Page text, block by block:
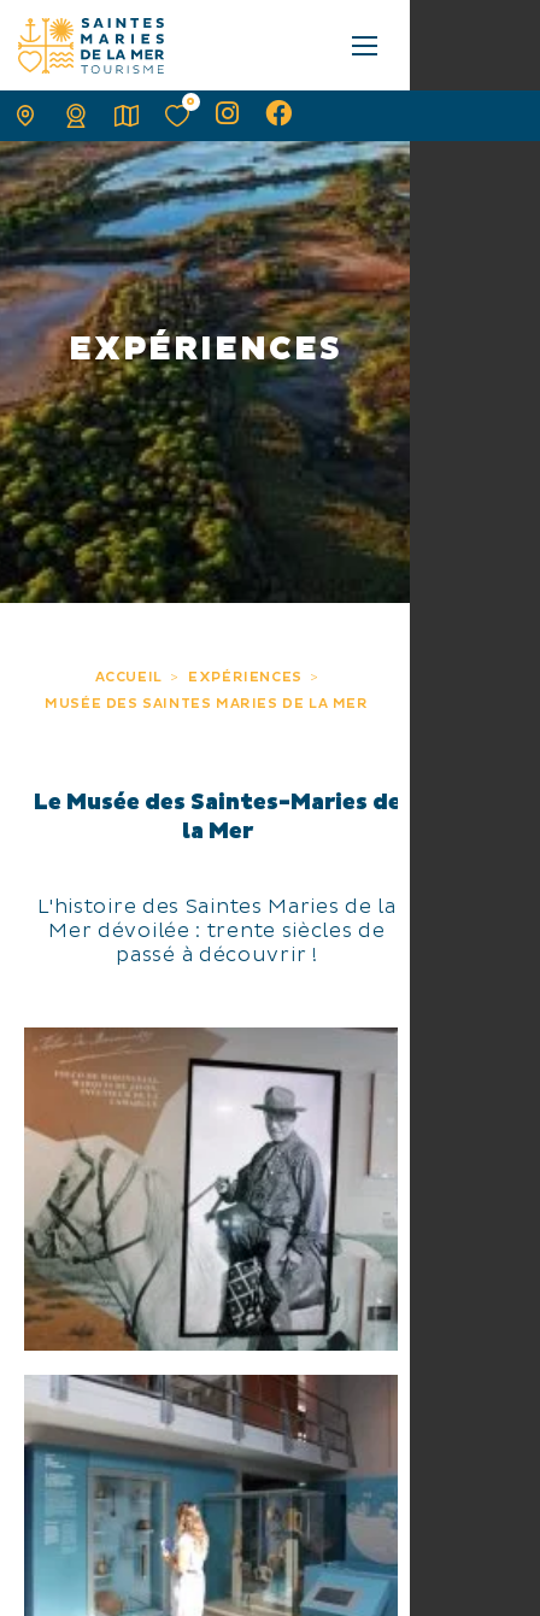
EXPÉRIENCES
ACCUEIL
EXPÉRIENCES
MUSÉE DES SAINTES MARIES DE LA MER
Le Musée des Saintes-Maries de
la Mer
L'histoire des Saintes Maries de la
Mer dévoilée : trente siècles de
passé à découvrir !
0